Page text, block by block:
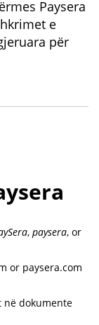
Paysera
e
për
, paysera, or
or paysera.com
në dokumente